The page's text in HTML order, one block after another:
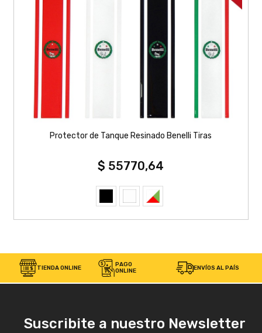
Protector de Tanque Resinado Benelli Tiras
$ 55770,64
TIENDA ONLINE
PAGO
ONLINE
ENVÍOS AL PAÍS
Suscribite a nuestro Newsletter